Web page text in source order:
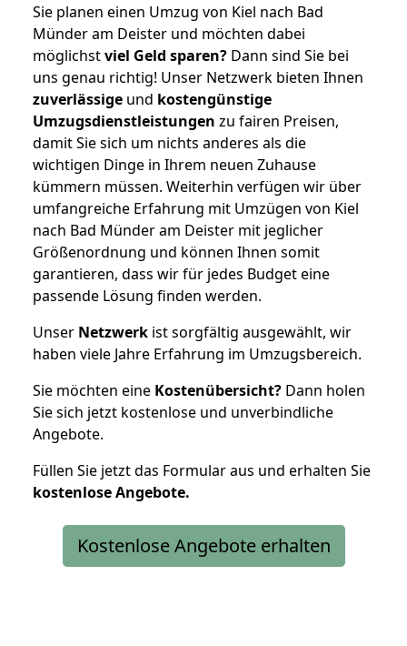
Sie planen einen Umzug von Kiel nach Bad
Münder am Deister und möchten dabei
möglichstviel Geld sparen? Dann sind Sie bei
uns genau richtig! Unser Netzwerk bieten Ihnen
zuverlässige und kostengünstige
Umzugsdienstleistungen zu fairen Preisen,
damit Sie sich um nichts anderes als die
wichtigen Dinge in Ihrem neuen Zuhause
kümmern müssen. Weiterhin verfügen wir über
umfangreiche Erfahrung mit Umzügen von Kiel
nach Bad Münder am Deister mit jeglicher
Größenordnung und können Ihnen somit
garantieren, dass wir für jedes Budget eine
passende Lösung finden werden.
Unser Netzwerk ist sorgfältig ausgewählt, wir
haben viele Jahre Erfahrung im Umzugsbereich.
Sie möchten eine Kostenübersicht? Dann holen
Sie sich jetzt kostenlose und unverbindliche
Angebote.
Füllen Sie jetzt das Formular aus und erhalten Sie
kostenloseAngebote.
Kostenlose Angebote erhalten